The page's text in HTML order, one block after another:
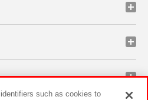
such as cookies to